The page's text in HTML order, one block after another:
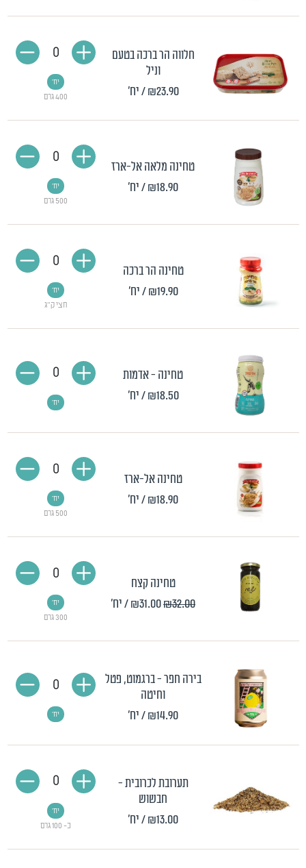
חלווה הר ברכה בטעם
וניל
₪23.90 / יח' 400 גרם
יח'
0
טחינה מלאה אל-ארז
₪18.90/ יח'
500 גרם
יח'
0
טחינה הר ברכה
₪19.90 / יח'
חצי ק"ג
יח'
0
טחינה - אדמות
₪18.50 / יח' יח'
0
טחינה אל-ארז
₪18.90/ יח'
500 גרם
יח'
0
טחינה קצח
₪32.00
₪31.00/ יח'
300 גרם
יח'
0
בירה חפר - ברגמוט, פטל
וחיטה
₪14.90/ יח' יח'
0
תערובת לכרובית -
חבשוש
₪13.00/ יח' כ- 100 גרם
יח'
0